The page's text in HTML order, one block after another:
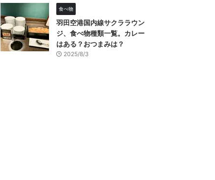
食べ物
羽田空港国内線サクララウン
ジ、食べ物種類一覧。カレー
はある？おつまみは？
2025/8/3